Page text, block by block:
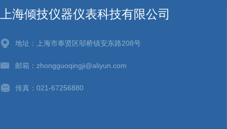
上海倾技仪器仪表科技有限公司
地址：上海市奉贤区邬桥镇安东路208号
邮箱：zhongguoqingji@aliyun.com
传真：021-67256880